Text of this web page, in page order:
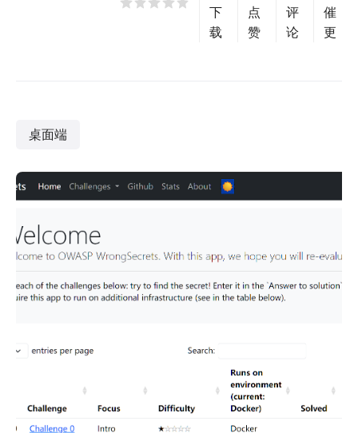
下
载
点
赞
评
论
催
更
桌面端